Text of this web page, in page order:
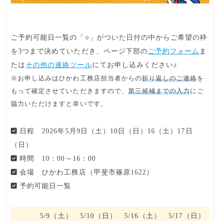
ご予約可能日一覧の「○」がついた日付の中からご希望の枠
を3つまで決めていただき、ページ下部の ご予約フォーム ま
たは その他の連絡ツールにてお申し込みください♪
※お申し込みはひかわ工務店担当者からの折り返しのご連絡を
もって確定させていただきますので、 第三候補までの入力にご
協力いただけますと幸いです。
日程
2026年5月9日（土）10日（日）16（土）17日
（日）
時間
10：00～16：00
会場 ひかわ工務店（甲斐市篠原1622）
予約可能日一覧
5/9（土） 5/10（日） 5/16（土） 5/17（日）